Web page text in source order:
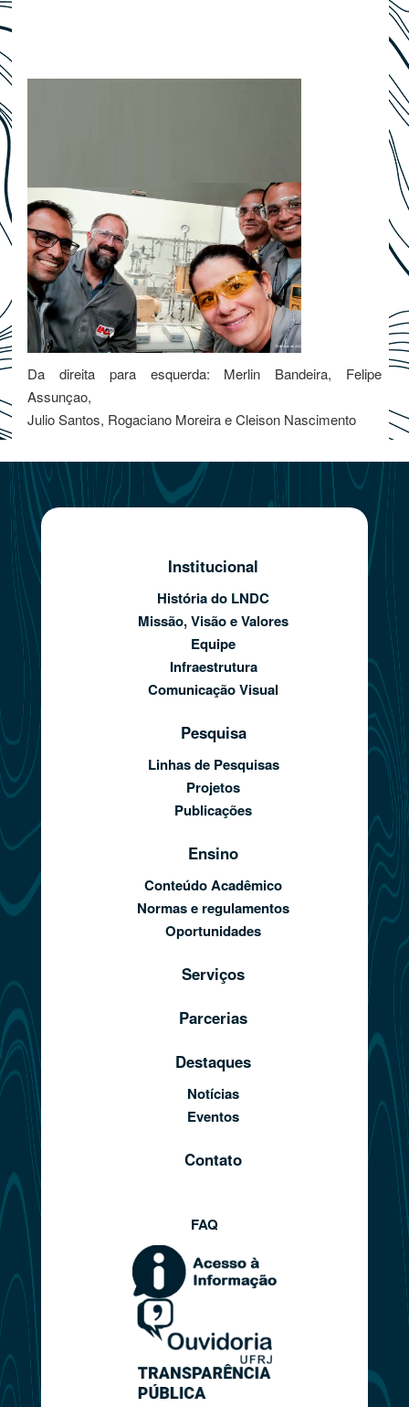
Da direita para esquerda: Merlin Bandeira, Felipe
Assunçao,
Julio Santos, Rogaciano Moreira e Cleison Nascimento
Institucional
História do LNDC
Missão, Visão e Valores
Equipe
Infraestrutura
Comunicação Visual
Pesquisa
Linhas de Pesquisas
Projetos
Publicações
Ensino
Conteúdo Acadêmico
Normas e regulamentos
Oportunidades
Serviços
Parcerias
Destaques
Notícias
Eventos
Contato
FAQ